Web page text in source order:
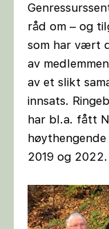
råd om – og
som har vært
av
av et slikt
innsats.
har bl.a. fått
2019 og 2022.